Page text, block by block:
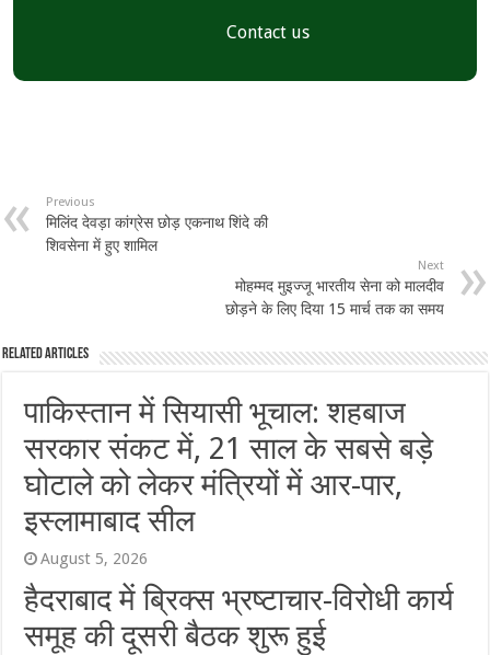
Contact us
Previous
मिलिंद देवड़ा कांग्रेस छोड़ एकनाथ शिंदे की
शिवसेना में हुए शामिल
Next
मोहम्मद मुइज्जू भारतीय सेना को मालदीव
छोड़ने के लिए दिया 15 मार्च तक का समय
Related Articles
पाकिस्तान में सियासी भूचाल: शहबाज
सरकार संकट में, 21 साल के सबसे बड़े
घोटाले को लेकर मंत्रियों में आर-पार,
इस्लामाबाद सील
August 5, 2026
हैदराबाद में ब्रिक्स भ्रष्टाचार-विरोधी कार्य
समूह की दूसरी बैठक शुरू हुई